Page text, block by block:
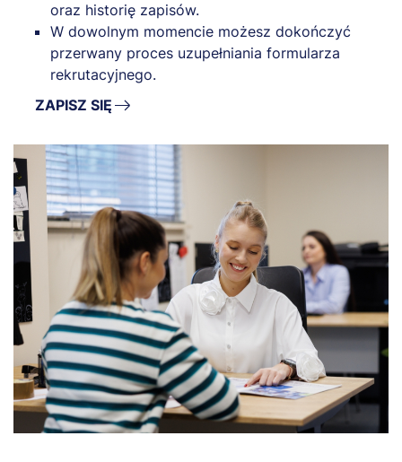
oraz historię zapisów.
W dowolnym momencie możesz dokończyć
przerwany proces uzupełniania formularza
rekrutacyjnego.
ZAPISZ SIĘ